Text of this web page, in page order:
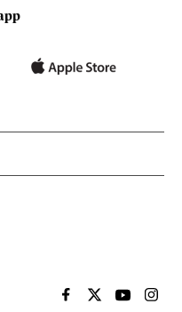
EL PAÍS BRASIL EN
EL PAÍSEL PAÍS
EL